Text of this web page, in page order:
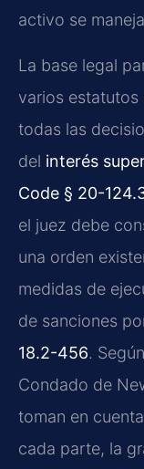
activo se
La base legal
varios estatutos
todas las
del interés
Code § 20-
el juez debe
una orden
medidas de
de sanciones
18.2-456.
Condado de
toman en
cada parte, la